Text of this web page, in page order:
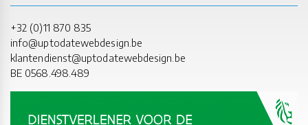
+32 (0)11 870 835
info@uptodatewebdesign.be
klantendienst@uptodatewebdesign.be
BE 0568.498.489